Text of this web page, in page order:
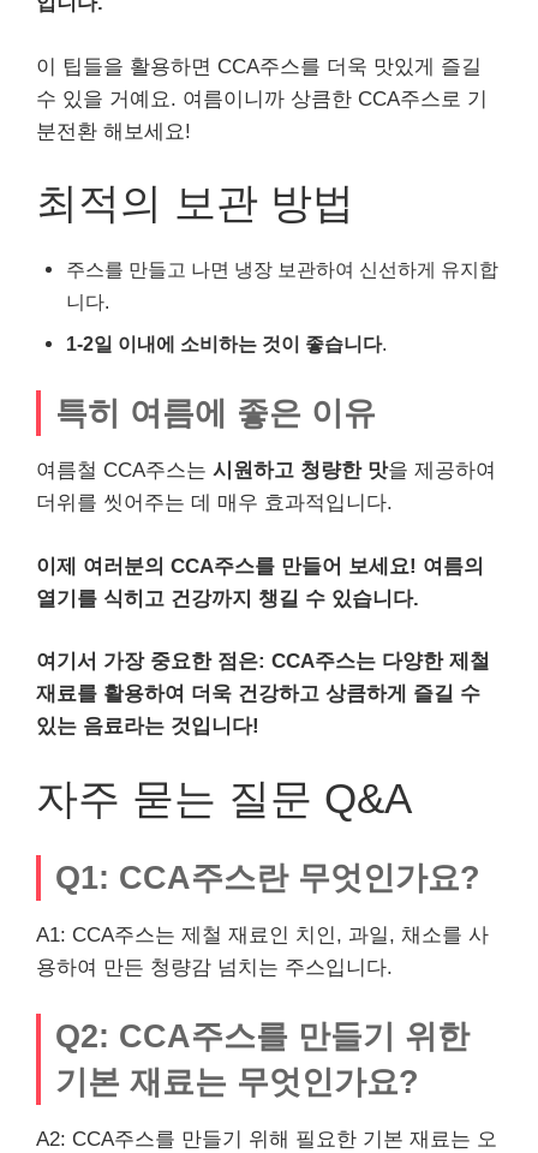
이 팁들을 활용하면 CCA주스를 더욱 맛있게 즐길
수 있을 거예요. 여름이니까 상큼한 CCA주스로 기
분전환 해보세요!
최적의 보관 방법
주스를 만들고 나면 냉장 보관하여 신선하게 유지합
니다.
1-2일 이내에 소비하는 것이 좋습니다.
특히 여름에 좋은 이유
여름철 CCA주스는 시원하고 청량한 맛을 제공하여
더위를 씻어주는 데 매우 효과적입니다.
이제 여러분의 CCA주스를 만들어 보세요! 여름의
열기를 식히고 건강까지 챙길 수 있습니다.
여기서 가장 중요한 점은: CCA주스는 다양한 제철
재료를 활용하여 더욱 건강하고 상큼하게 즐길 수
있는 음료라는 것입니다!
자주 묻는 질문 Q&A
Q1: CCA주스란 무엇인가요?
A1: CCA주스는 제철 재료인 치인, 과일, 채소를 사
용하여 만든 청량감 넘치는 주스입니다.
Q2: CCA주스를 만들기 위한
기본 재료는 무엇인가요?
A2: CCA주스를 만들기 위해 필요한 기본 재료는 오